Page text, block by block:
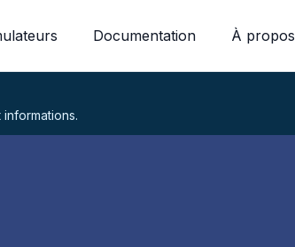
Documentation À propos